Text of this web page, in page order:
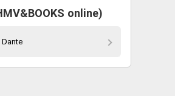
online)
Dante